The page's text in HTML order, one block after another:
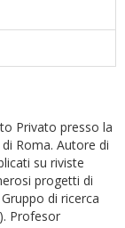
Privato presso la
Roma. Autore di
su riviste
progetti di
di ricerca
). Profesor